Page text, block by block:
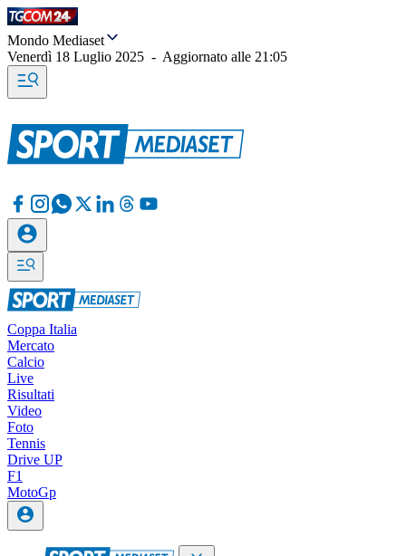
Mondo Mediaset
Venerdì 18 Luglio 2025 - Aggiornato alle 21:05
Coppa Italia
Mercato
Calcio
Live
Risultati
Video
Foto
Tennis
Drive UP
F1
MotoGp